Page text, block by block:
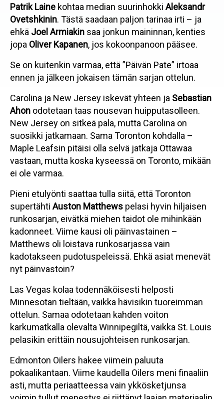
Patrik Laine kohtaa median suurinhokki Aleksandr
Ovetshkinin. Tästä saadaan paljon tarinaa irti – ja
ehkä Joel Armiakin saa jonkun maininnan, kenties
jopa Oliver Kapanen, jos kokoonpanoon pääsee.
Se on kuitenkin varmaa, että ”Päivän Pate” irtoaa
ennen ja jälkeen jokaisen tämän sarjan ottelun.
Carolina ja New Jersey iskevät yhteen ja Sebastian
Ahon odotetaan taas nousevan huipputasolleen.
New Jersey on sitkeä pala, mutta Carolina on
suosikki jatkamaan. Sama Toronton kohdalla –
Maple Leafsin pitäisi olla selvä jatkaja Ottawaa
vastaan, mutta koska kyseessä on Toronto, mikään
ei ole varmaa.
Pieni etulyönti saattaa tulla siitä, että Toronton
supertähti Auston Matthews pelasi hyvin hiljaisen
runkosarjan, eivätkä miehen taidot ole mihinkään
kadonneet. Viime kausi oli päinvastainen –
Matthews oli loistava runkosarjassa vain
kadotakseen pudotuspeleissä. Ehkä asiat menevät
nyt päinvastoin?
Las Vegas kolaa todennäköisesti helposti
Minnesotan tieltään, vaikka hävisikin tuoreimman
ottelun. Samaa odotetaan kahden voiton
karkumatkalla olevalta Winnipegiltä, vaikka St. Louis
pelasikin erittäin nousujohteisen runkosarjan.
Edmonton Oilers hakee viimein paluuta
pokaalikantaan. Viime kaudella Oilers meni finaaliin
asti, mutta periaatteessa vain ykkösketjunsa